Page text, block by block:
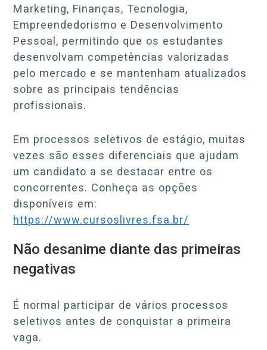
Marketing, Finanças, Tecnologia,
Empreendedorismo e Desenvolvimento
Pessoal, permitindo que os estudantes
desenvolvam competências valorizadas
pelo mercado e se mantenham atualizados
sobre as principais tendências
profissionais.
Em processos seletivos de estágio, muitas
vezes são esses diferenciais que ajudam
um candidato a se destacar entre os
concorrentes. Conheça as opções
disponíveis em:
https://www.cursoslivres.fsa.br/
Não desanime diante das primeiras
negativas
É normal participar de vários processos
seletivos antes de conquistar a primeira
vaga.